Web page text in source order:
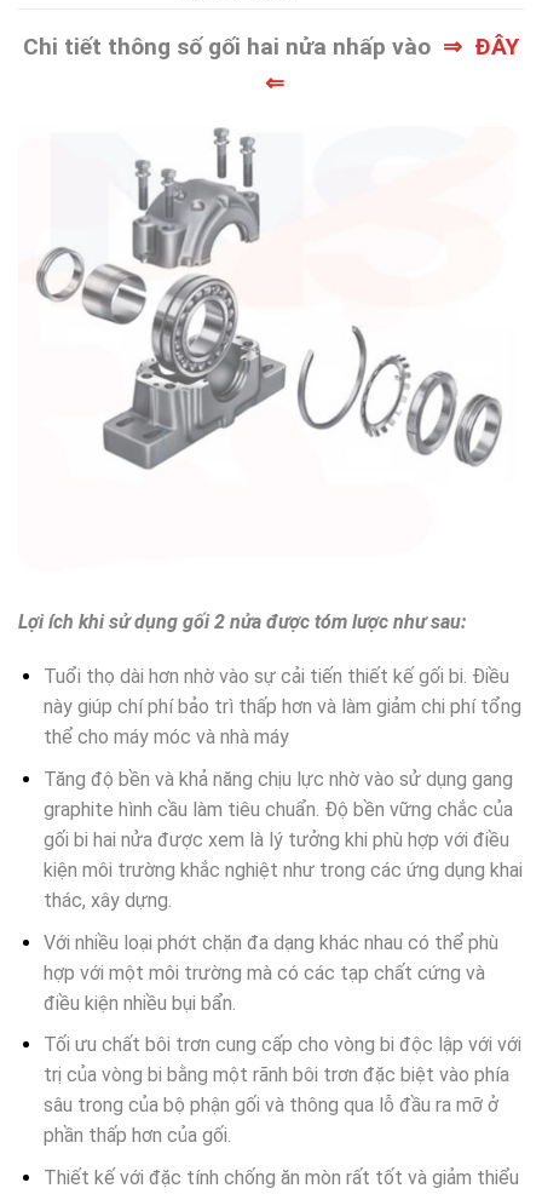
Chi tiết thông số gối hai nửa nhấp vào ⇒ ĐÂY
⇐
Lợi ích khi sử dụng gối 2 nửa được tóm lược như sau:
Tuổi thọ dài hơn nhờ vào sự cải tiến thiết kế gối bi. Điều
này giúp chí phí bảo trì thấp hơn và làm giảm chi phí tổng
thể cho máy móc và nhà máy
Tăng độ bền và khả năng chịu lực nhờ vào sử dụng gang
graphite hình cầu làm tiêu chuẩn. Độ bền vững chắc của
gối bi hai nửa được xem là lý tưởng khi phù hợp với điều
kiện môi trường khắc nghiệt như trong các ứng dụng khai
thác, xây dựng.
Với nhiều loại phớt chặn đa dạng khác nhau có thể phù
hợp với một môi trường mà có các tạp chất cứng và
điều kiện nhiều bụi bẩn.
Tối ưu chất bôi trơn cung cấp cho vòng bi độc lập với với
trị của vòng bi bằng một rãnh bôi trơn đặc biệt vào phía
sâu trong của bộ phận gối và thông qua lỗ đầu ra mỡ ở
phần thấp hơn của gối.
Thiết kế với đặc tính chống ăn mòn rất tốt và giảm thiểu